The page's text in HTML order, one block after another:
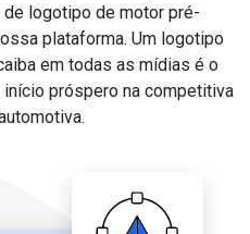
logotipo de motor pré-
plataforma. Um logotipo
em todas as mídias é o
próspero na competitiva